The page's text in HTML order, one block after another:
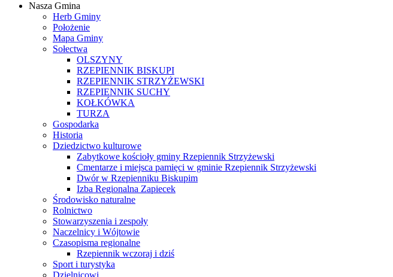
Samorządowy
Internetowy
Nasza Gmina
Herb Gminy
Położenie
Mapa Gminy
Sołectwa
OLSZYNY
RZEPIENNIK BISKUPI
RZEPIENNIK STRZYŻEWSKI
RZEPIENNIK SUCHY
KOŁKÓWKA
TURZA
Gospodarka
Historia
Dziedzictwo kulturowe
Zabytkowe kościoły gminy Rzepiennik Strzyżewski
Cmentarze i miejsca pamięci w gminie Rzepiennik Strzyżewski
Dwór w Rzepienniku Biskupim
Izba Regionalna Zapiecek
Środowisko naturalne
Rolnictwo
Stowarzyszenia i zespoły
Naczelnicy i Wójtowie
Czasopisma regionalne
Rzepiennik wczoraj i dziś
Sport i turystyka